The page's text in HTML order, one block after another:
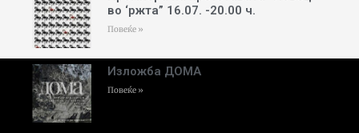
во ‘ржта” 16.07. -20.00 ч.
Повеќе »
Изложба ДОМА
Повеќе »